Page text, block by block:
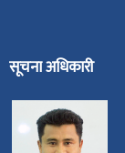
सूचना अधिकारी